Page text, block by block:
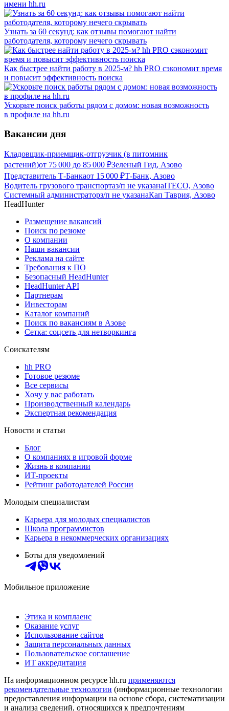
имени hh.ru
Узнать за 60 секунд: как отзывы помогают найти
работодателя, которому нечего скрывать
Как быстрее найти работу в 2025-м? hh PRO сэкономит время
и повысит эффективность поиска
Ускорьте поиск работы рядом с домом: новая возможность
в профиле на hh.ru
Вакансии дня
Кладовщик-приемщик-отгрузчик (в питомник
растений)от 75 000 до 85 000 ₽Зеленый Гид, Азово
Представитель Т-Банкаот 15 000 ₽Т-Банк, Азово
Водитель грузового транспортаз/п не указанаITECO, Азово
Системный администраторз/п не указанаКап Таврия, Азово
HeadHunter
Размещение вакансий
Поиск по резюме
О компании
Наши вакансии
Реклама на сайте
Требования к ПО
Безопасный HeadHunter
HeadHunter API
Партнерам
Инвесторам
Каталог компаний
Поиск по вакансиям в Азове
Сетка: соцсеть для нетворкинга
Соискателям
hh PRO
Готовое резюме
Все сервисы
Хочу у вас работать
Производственный календарь
Экспертная рекомендация
Новости и статьи
Блог
О компаниях в игровой форме
Жизнь в компании
ИТ-проекты
Рейтинг работодателей России
Молодым специалистам
Карьера для молодых специалистов
Школа программистов
Карьера в некоммерческих организациях
Боты для уведомлений
Мобильное приложение
Этика и комплаенс
Оказание услуг
Использование сайтов
Защита персональных данных
Пользовательское соглашение
ИТ аккредитация
На информационном ресурсе hh.ru применяются
рекомендательные технологии (информационные технологии
предоставления информации на основе сбора, систематизации
и анализа сведений, относящихся к предпочтениям